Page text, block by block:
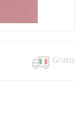
Gratis